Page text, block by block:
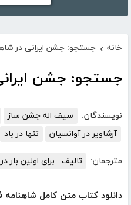
خانه › جستجو: جشن ایرانی در
جستجو: جشن
نویسندگان: سیف اله جشن ساز
آرشاویر در آوانسیان
تنها در باد
مترجمان: تالیف . برای اولین بار
دانلود کتاب متن کامل